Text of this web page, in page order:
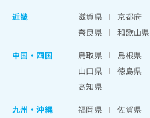
近畿
滋賀県 京都府
奈良県
和歌山県
中国・四国
鳥取県 島根県
山口県
徳島県
高知県
九州・沖縄
福岡県 佐賀県